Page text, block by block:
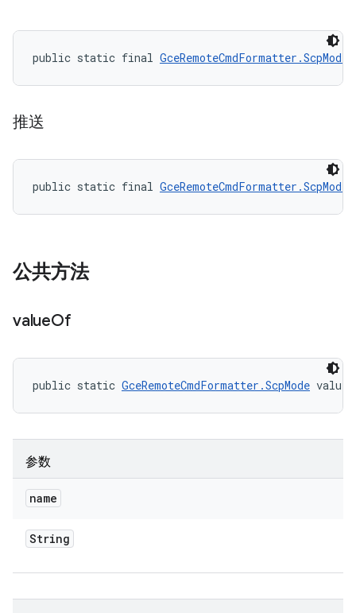
public static final GceRemoteCmdFormatter.ScpMode
推送
public static final GceRemoteCmdFormatter.ScpMode
公共方法
valueOf
public static GceRemoteCmdFormatter.ScpMode
参数
name
String